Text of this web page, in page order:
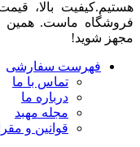
هستیم.کیفیت بالا،
فروشگاه ماست. همین
مجهز شوید!
فهرست سفارشی
تماس با ما
درباره ما
مجله مهبد
قوانین و